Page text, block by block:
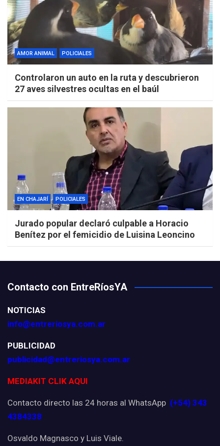
AMOR ANIMAL POLICIALES
Controlaron un auto en la ruta y descubrieron
27 aves silvestres ocultas en el baúl
EN CHAJARÍ POLICIALES
Jurado popular declaró culpable a Horacio
Benítez por el femicidio de Luisina Leoncino
Contacto con EntreRíosYA
NOTICIAS
info@entreriosya.com.ar
PUBLICIDAD
publicidad@entreriosya.com.ar
MEDIAKIT CLIK AQUI
Contacto directo las 24 horas al WhatsApp (+54) 343
4384338
Osvaldo Magnasco y Luis Viale.